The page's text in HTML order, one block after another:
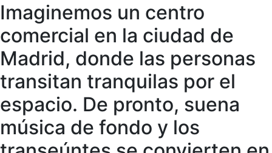
Imaginemos un centro
comercial en la ciudad de
Madrid, donde las personas
transitan tranquilas por el
espacio. De pronto, suena
música de fondo y los